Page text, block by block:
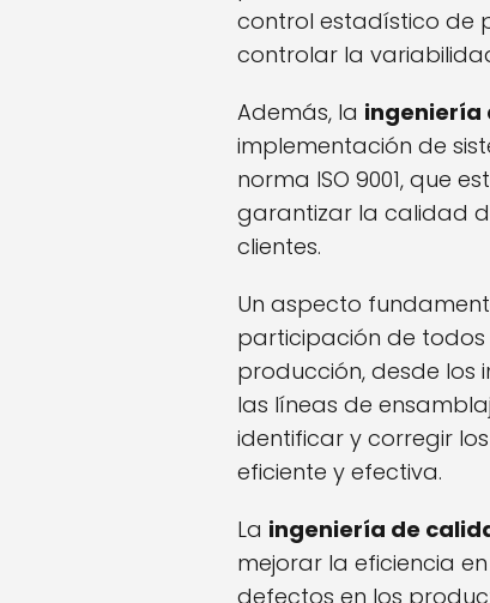
control estadístico de
controlar la
Además, la ingeniería
implementación de
norma ISO 9001, que
garantizar la calidad
clientes.
Un aspecto
participación de
producción, desde los
las líneas de
identificar y corregir
eficiente y efectiva.
La ingeniería de
mejorar la eficiencia
defectos en los